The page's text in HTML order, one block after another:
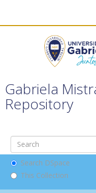
Gabriela
Repository
Search DSpace
This Collection